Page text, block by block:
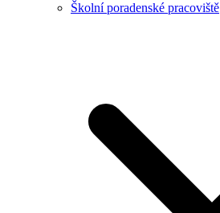
Školní poradenské pracoviště